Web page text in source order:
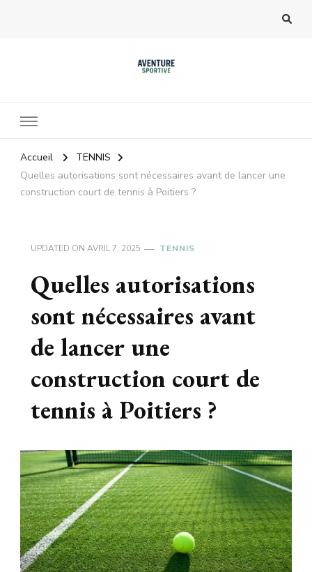
Accueil
TENNIS
Quelles autorisations sont nécessaires avant de lancer une
construction court de tennis à Poitiers ?
UPDATED ON AVRIL 7, 2025 TENNIS
Quelles autorisations
sont nécessaires avant
de lancer une
construction court de
tennis à Poitiers ?